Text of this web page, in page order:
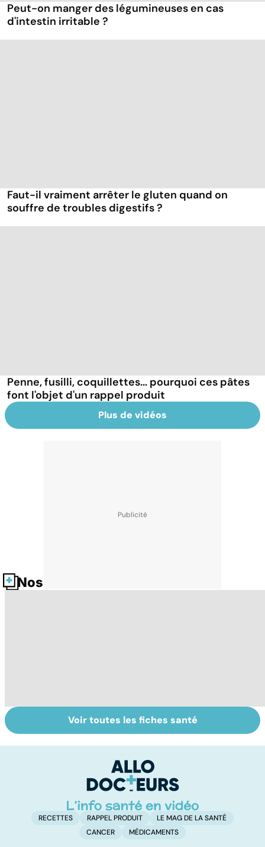
Peut-on manger des légumineuses en cas
d'intestin irritable ?
Faut-il vraiment arrêter le gluten quand on
souffre de troubles digestifs ?
Penne, fusilli, coquillettes... pourquoi ces pâtes
font l'objet d'un rappel produit
Plus de vidéos
Nos fiches santé
Comment
faciliter la
Intestin irritable :
le régime
solution ?
Voir toutes les fiches santé
RECETTES RAPPEL PRODUIT
LE MAG DE LA SANTÉ
CANCER
MÉDICAMENTS